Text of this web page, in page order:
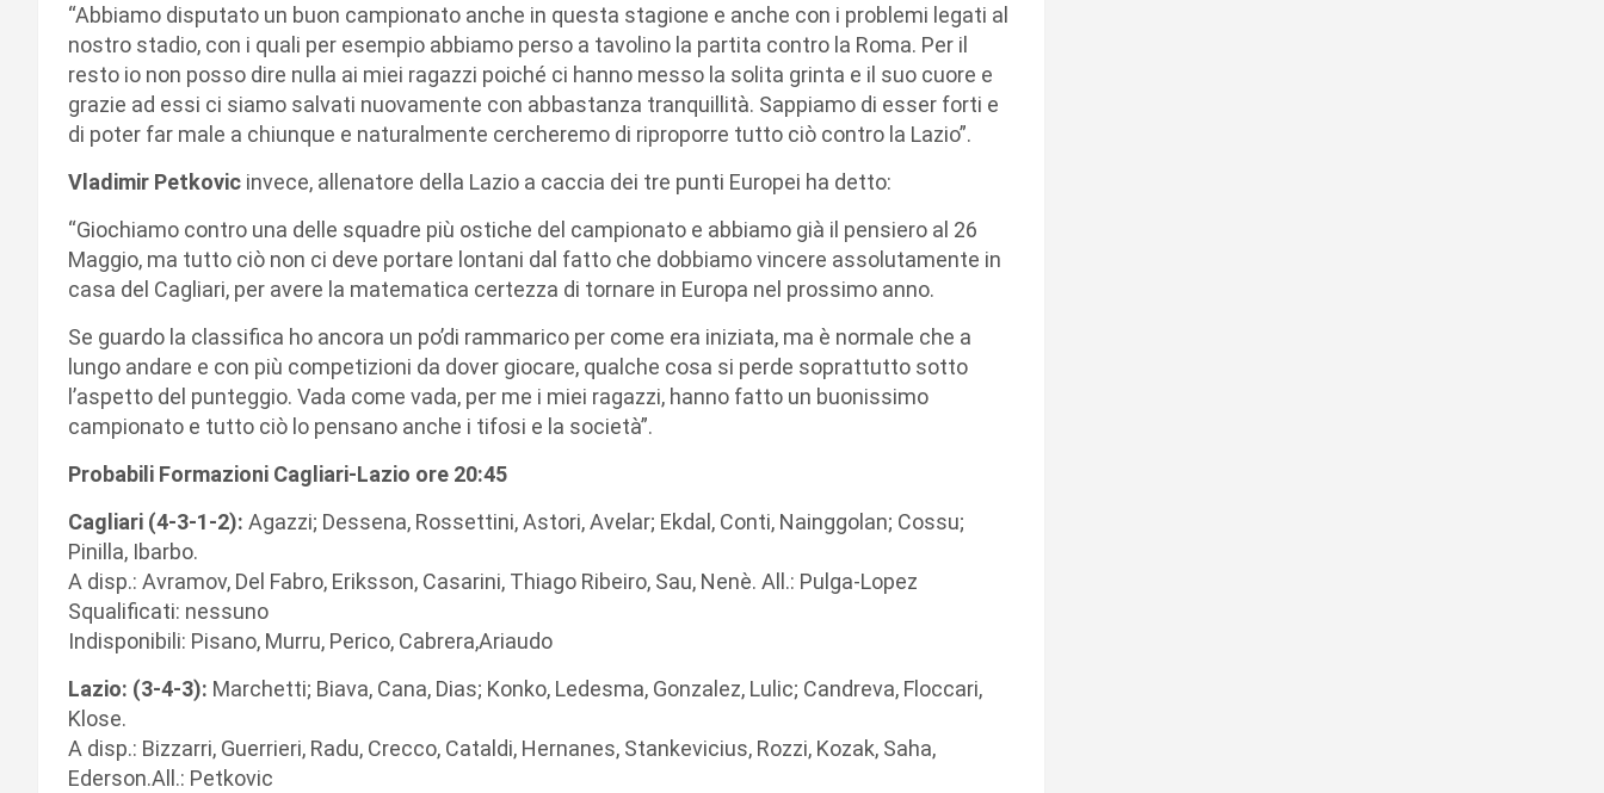
“Abbiamo disputato un buon campionato anche in questa stagione e anche con i problemi legati al
nostro stadio, con i quali per esempio abbiamo perso a tavolino la partita contro la Roma. Per il
resto io non posso dire nulla ai miei ragazzi poiché ci hanno messo la solita grinta e il suo cuore e
grazie ad essi ci siamo salvati nuovamente con abbastanza tranquillità. Sappiamo di esser forti e
di poter far male a chiunque e naturalmente cercheremo di riproporre tutto ciò contro la Lazio”.
Vladimir Petkovic invece, allenatore della Lazio a caccia dei tre punti Europei ha detto:
“Giochiamo contro una delle squadre più ostiche del campionato e abbiamo già il pensiero al 26
Maggio, ma tutto ciò non ci deve portare lontani dal fatto che dobbiamo vincere assolutamente in
casa del Cagliari, per avere la matematica certezza di tornare in Europa nel prossimo anno.
Se guardo la classifica ho ancora un po’di rammarico per come era iniziata, ma è normale che a
lungo andare e con più competizioni da dover giocare, qualche cosa si perde soprattutto sotto
l’aspetto del punteggio. Vada come vada, per me i miei ragazzi, hanno fatto un buonissimo
campionato e tutto ciò lo pensano anche i tifosi e la società”.
Probabili Formazioni Cagliari-Lazio ore 20:45
Cagliari (4-3-1-2): Agazzi; Dessena, Rossettini, Astori, Avelar; Ekdal, Conti, Nainggolan; Cossu;
Pinilla, Ibarbo.
A disp.: Avramov, Del Fabro, Eriksson, Casarini, Thiago Ribeiro, Sau, Nenè. All.: Pulga-Lopez
Squalificati: nessuno
Indisponibili: Pisano, Murru, Perico, Cabrera,Ariaudo
Lazio: (3-4-3): Marchetti; Biava, Cana, Dias; Konko, Ledesma, Gonzalez, Lulic; Candreva, Floccari,
Klose.
A disp.: Bizzarri, Guerrieri, Radu, Crecco, Cataldi, Hernanes, Stankevicius, Rozzi, Kozak, Saha,
Ederson.All.: Petkovic